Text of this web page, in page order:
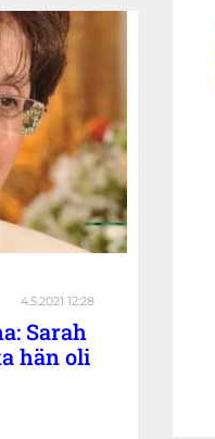
4.5.2021 12:28
Sarah
hän oli